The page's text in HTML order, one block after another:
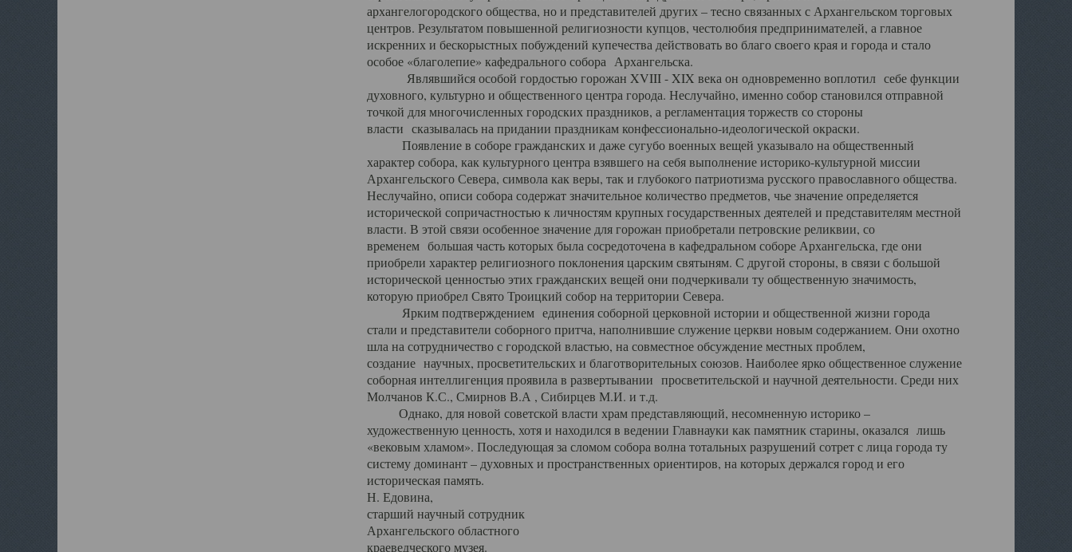
архангелогородского общества, но и представителей других – тесно связанных с Архангельском торговых
центров. Результатом повышенной религиозности купцов, честолюбия предпринимателей, а главное
искренних и бескорыстных побуждений купечества действовать во благо своего края и города и стало
особое «благолепие» кафедрального собора Архангельска.
Являвшийся особой гордостью горожан XVIII - XIX века он одновременно воплотил себе функции
духовного, культурно и общественного центра города. Неслучайно, именно собор становился отправной
точкой для многочисленных городских праздников, а регламентация торжеств со стороны
власти сказывалась на придании праздникам конфессионально-идеологической окраски.
Появление в соборе гражданских и даже сугубо военных вещей указывало на общественный
характер собора, как культурного центра взявшего на себя выполнение историко-культурной миссии
Архангельского Севера, символа как веры, так и глубокого патриотизма русского православного общества.
Неслучайно, описи собора содержат значительное количество предметов, чье значение определяется
исторической сопричастностью к личностям крупных государственных деятелей и представителям местной
власти. В этой связи особенное значение для горожан приобретали петровские реликвии, со
временем большая часть которых была сосредоточена в кафедральном соборе Архангельска, где они
приобрели характер религиозного поклонения царским святыням. С другой стороны, в связи с большой
исторической ценностью этих гражданских вещей они подчеркивали ту общественную значимость,
которую приобрел Свято Троицкий собор на территории Севера.
Ярким подтверждением единения соборной церковной истории и общественной жизни города
стали и представители соборного притча, наполнившие служение церкви новым содержанием. Они охотно
шла на сотрудничество с городской властью, на совместное обсуждение местных проблем,
создание научных, просветительских и благотворительных союзов. Наиболее ярко общественное служение
соборная интеллигенция проявила в развертывании просветительской и научной деятельности. Среди них
Молчанов К.С., Смирнов В.А , Сибирцев М.И. и т.д.
Однако, для новой советской власти храм представляющий, несомненную историко –
художественную ценность, хотя и находился в ведении Главнауки как памятник старины, оказался лишь
«вековым хламом». Последующая за сломом собора волна тотальных разрушений сотрет с лица города ту
систему доминант – духовных и пространственных ориентиров, на которых держался город и его
историческая память.
Н. Едовина,
старший научный сотрудник
Архангельского областного
краеведческого музея.